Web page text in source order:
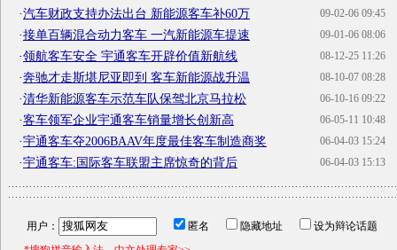
09-02-06 09:45
·汽车财政支持办法出台 新能源客车补60万
09-01-06 08:06
·接单百辆混合动力客车 一汽新能源车提速
08-12-25 11:26
·领航客车安全 宇通客车开辟价值新航线
08-10-07 08:28
·奔驰才走斯堪尼亚即到 客车新能源战升温
06-10-16 09:22
·清华新能源客车示范车队保驾北京马拉松
06-05-11 10:48
·客车领军企业宇通客车销量增长创新高
06-04-03 15:24
·宇通客车夺2006BAAV年度最佳客车制造商奖
06-04-03 15:13
·宇通客车:国际客车联盟主席惊奇的背后
用户： 匿名 隐藏地址
设为辩论话题